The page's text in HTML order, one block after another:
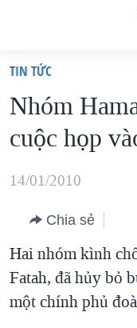
truy
cập
Tới
dung
chính
điều
hướng
chính
VIỆT NAM
HOA KỲ
BIỂN ĐÔNG
BLOG
DIỄN ĐÀN
MỤC
CHUYÊN ĐỀ
TIN TỨC
Nhóm
cuộc họp
14/01/2010
Chia sẻ
Hai nhóm kình
Fatah, đã hủy bỏ
một chính phủ